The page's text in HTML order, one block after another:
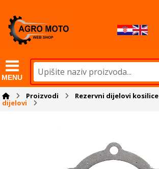
MENU
Proizvodi Rezervni dijelovi kosilice
dijelovi